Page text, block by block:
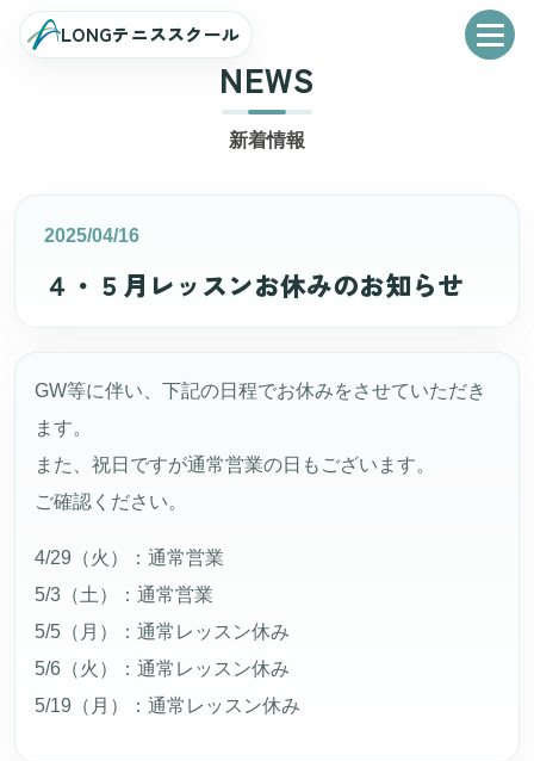
LONGテニススクール
LONGテニススクール
NEWS
新着情報
2025/04/16
４・５月レッスンお休みのお知らせ
GW等に伴い、下記の日程でお休みをさせていただき
ます。
また、祝日ですが通常営業の日もございます。
ご確認ください。
4/29（火）：通常営業
5/3（土）：通常営業
5/5（月）：通常レッスン休み
5/6（火）：通常レッスン休み
5/19（月）：通常レッスン休み